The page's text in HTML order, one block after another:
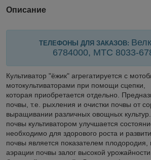
Описание
ТЕЛЕФОНЫ ДЛЯ ЗАКАЗОВ:
6784000, МТС 8033-
Культиватор "ёжик" агрегатируется с
мотокультиваторами при помощи сцепки,
которая приобретается отдельно.
почвы, т.е. рыхления и очистки почвы от
выращивании различных овощных
почвы культиватором улучшается
необходимо для здорового роста и
почвы является показателем
аэрации почвы залог высокой урожайности